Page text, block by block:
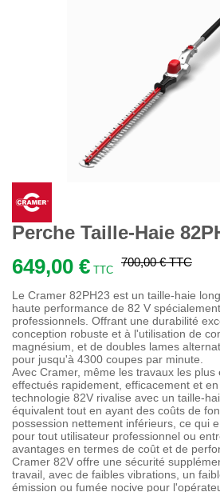
Perche Taille-Haie
649,00 € TTC
700,00 €TTC
Le Cramer 82PH23 est un taille-haie
haute performance de 82 V
professionnels. Offrant une durabilité
conception robuste et à l'utilisation de
magnésium, et de doubles lames
pour jusqu'à 4300 coupes par minute.
Avec Cramer, même les travaux les
effectués rapidement, efficacement et
technologie 82V rivalise avec un taille-
équivalent tout en ayant des coûts de
possession nettement inférieurs, ce qui
pour tout utilisateur professionnel ou
avantages en termes de coût et de
Cramer 82V offre une sécurité
travail, avec de faibles vibrations, un
émission ou fumée nocive pour